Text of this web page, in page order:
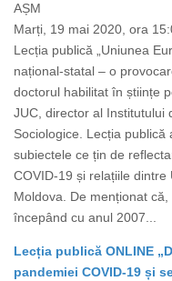
AȘM
Marți, 19 mai 2020, ora
Lecția publică „Uniunea
național-statal – o
doctorul habilitat în științe
JUC, director al Institutului
Sociologice. Lecția
subiectele ce țin de
COVID-19 și relațiile
Moldova. De menționat
începând cu anul 2007...
Lecția publică ONLINE
pandemiei COVID-19 și